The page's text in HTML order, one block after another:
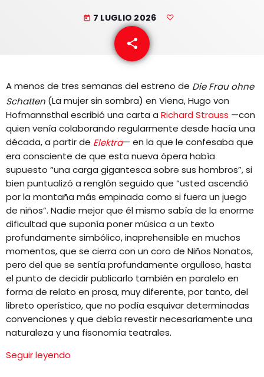
CONTACTO
today 7 LUGLIO 2026
share
email
A menos de tres semanas del estreno de Die Frau ohne
Schatten (La mujer sin sombra) en Viena, Hugo von
Hofmannsthal escribió una carta a Richard Strauss —con
quien venía colaborando regularmente desde hacía una
década, a partir de Elektra— en la que le confesaba que
era consciente de que esta nueva ópera había
supuesto “una carga gigantesca sobre sus hombros”, si
bien puntualizó a renglón seguido que “usted ascendió
por la montaña más empinada como si fuera un juego
de niños”. Nadie mejor que él mismo sabía de la enorme
dificultad que suponía poner música a un texto
profundamente simbólico, inaprehensible en muchos
momentos, que se cierra con un coro de Niños Nonatos,
pero del que se sentía profundamente orgulloso, hasta
el punto de decidir publicarlo también en paralelo en
forma de relato en prosa, muy diferente, por tanto, del
libreto operístico, que no podía esquivar determinadas
convenciones y que debía revestir necesariamente una
naturaleza y una fisonomía teatrales.
Seguir leyendo